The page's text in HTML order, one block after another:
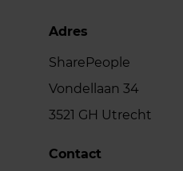
Adres
SharePeople
Vondellaan 34
3521 GH Utrecht
Contact